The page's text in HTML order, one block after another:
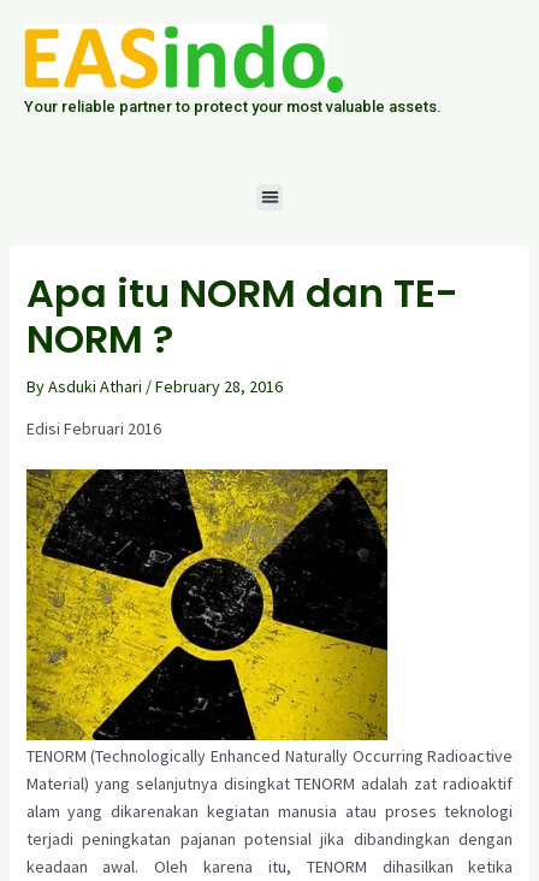
content
Your reliable partner to protect your most valuable assets.
Menu
Apa itu NORM dan TE-
NORM ?
ByAsduki Athari /February 28, 2016
Edisi Februari 2016
TENORM (Technologically Enhanced Naturally Occurring Radioactive
Material) yang selanjutnya disingkat TENORM adalah zat radioaktif
alam yang dikarenakan kegiatan manusia atau proses teknologi
terjadi peningkatan pajanan potensial jika dibandingkan dengan
keadaan awal. Oleh karena itu, TENORM dihasilkan ketika
navigation